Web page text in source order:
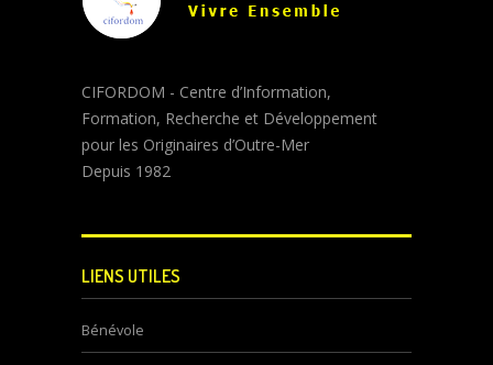
CIFORDOM - Centre d’Information,
Formation, Recherche et Développement
pour les Originaires d’Outre-Mer
Depuis 1982
LIENS UTILES
Bénévole